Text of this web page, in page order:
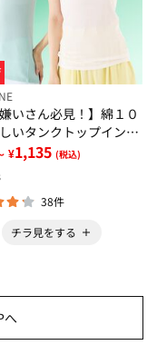
嫌いさん必見！】綿１０
いタンクトップインナ
りラボ＞
¥1,135 (税込)
38件
チラ見をする
へ